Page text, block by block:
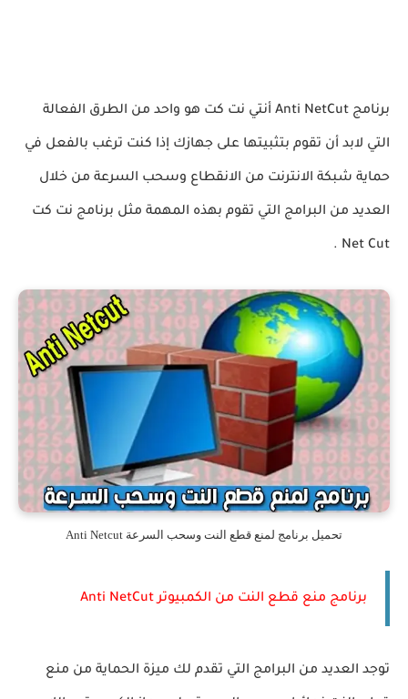
برنامج Anti NetCut أنتي نت كت هو واحد من الطرق الفعالة
التي لابد أن تقوم بتثبيتها على جهازك إذا كنت ترغب بالفعل في
حماية شبكة الانترنت من الانقطاع وسحب السرعة من خلال
العديد من البرامج التي تقوم بهذه المهمة مثل برنامج نت كت
Net Cut .
تحميل برنامج لمنع قطع النت وسحب السرعة Anti Netcut
برنامج منع قطع النت من الكمبيوتر Anti NetCut
توجد العديد من البرامج التي تقدم لك ميزة الحماية من منع